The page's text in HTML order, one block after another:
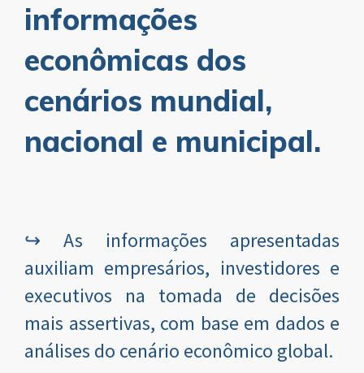
informações
econômicas dos
cenários mundial,
nacional e municipal.
↪️ As informações apresentadas
auxiliam empresários, investidores e
executivos na tomada de decisões
mais assertivas, com base em dados e
análises do cenário econômico global.